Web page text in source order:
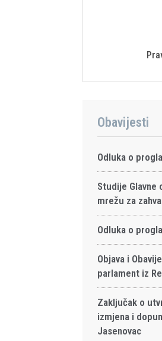
Obavijesti
Odluka o
Studije Glavne
mrežu za
Odluka o
Objava i
parlament iz
Zaključak o
izmjena i
Jasenovac